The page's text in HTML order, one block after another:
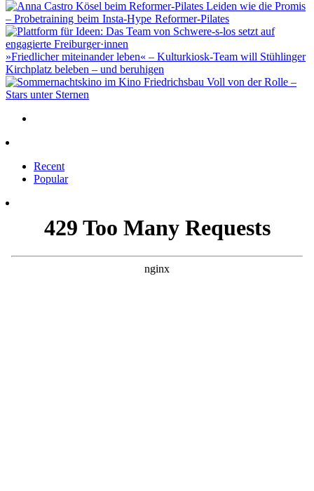
Leiden wie die Promis
– Probetraining beim Insta-Hype Reformer-Pilates
»Friedlicher miteinander leben« – Kulturkiosk-Team will Stühlinger
Kirchplatz beleben – und beruhigen
Voll von der Rolle –
Stars unter Sternen
Recent
Popular